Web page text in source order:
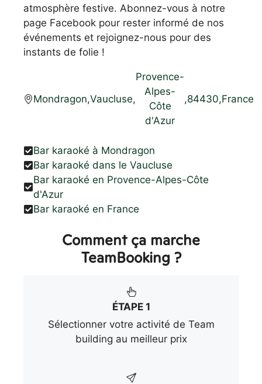
atmosphère festive. Abonnez-vous à notre
page Facebook pour rester informé de nos
événements et rejoignez-nous pour des
instants de folie !
Mondragon,Vaucluse,
Provence-
Alpes-
Côte
d'Azur
,84430,France
Bar karaoké à Mondragon
Bar karaoké dans le Vaucluse
Bar karaoké en Provence-Alpes-Côte
d'Azur
Bar karaoké en France
Comment ça marche
TeamBooking ?
ÉTAPE 1
Sélectionner votre activité de Team
building au meilleur prix